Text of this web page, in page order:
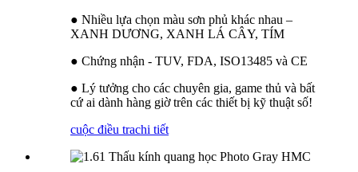
● Nhiều lựa chọn màu sơn phủ khác nhau –
XANH DƯƠNG, XANH LÁ CÂY, TÍM
● Chứng nhận - TUV, FDA, ISO13485 và CE
● Lý tưởng cho các chuyên gia, game thủ và bất
cứ ai dành hàng giờ trên các thiết bị kỹ thuật số!
cuộc điều trachi tiết